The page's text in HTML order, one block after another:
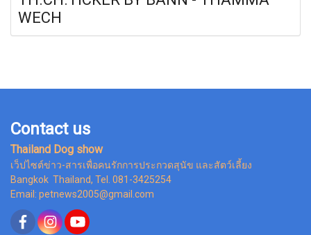
WECH
Contact us
Thailand Dog show
เว็ปไซต์ข่าว-สารเพื่อคนรักการประกวดสุนัข และสัตว์เลี้ยง
Bangkok Thailand, Tel. 081-3425254
Email: petnews2005@gmail.com